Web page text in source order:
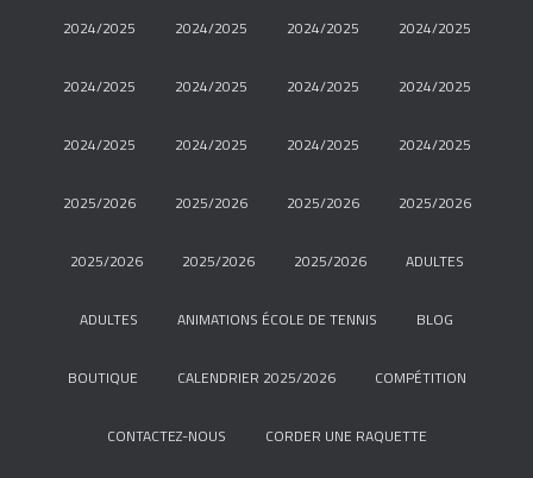
2024/2025 2024/2025 2024/2025 2024/2025
2024/2025 2024/2025 2024/2025 2024/2025
2024/2025 2024/2025 2024/2025 2024/2025
2025/2026 2025/2026 2025/2026 2025/2026
2025/2026 2025/2026 2025/2026 ADULTES
ADULTES ANIMATIONS ÉCOLE DE TENNIS BLOG
BOUTIQUE CALENDRIER 2025/2026 COMPÉTITION
CONTACTEZ-NOUS CORDER UNE RAQUETTE